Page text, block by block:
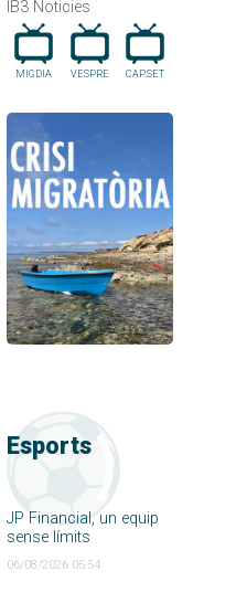
IB3 Noticies
MIGDIA VESPRE CAP.SET
Esports
JP Financial, un equip
sense límits
06/08/2026 05:54